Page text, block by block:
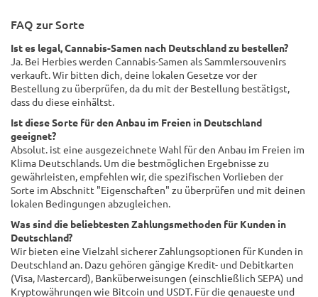
FAQ zur Sorte
Ist es legal, Cannabis-Samen nach Deutschland zu bestellen?
Ja. Bei Herbies werden Cannabis-Samen als Sammlersouvenirs
verkauft. Wir bitten dich, deine lokalen Gesetze vor der
Bestellung zu überprüfen, da du mit der Bestellung bestätigst,
dass du diese einhältst.
Ist diese Sorte für den Anbau im Freien in Deutschland
geeignet?
Absolut. ist eine ausgezeichnete Wahl für den Anbau im Freien im
Klima Deutschlands. Um die bestmöglichen Ergebnisse zu
gewährleisten, empfehlen wir, die spezifischen Vorlieben der
Sorte im Abschnitt "Eigenschaften" zu überprüfen und mit deinen
lokalen Bedingungen abzugleichen.
Was sind die beliebtesten Zahlungsmethoden für Kunden in
Deutschland?
Wir bieten eine Vielzahl sicherer Zahlungsoptionen für Kunden in
Deutschland an. Dazu gehören gängige Kredit- und Debitkarten
(Visa, Mastercard), Banküberweisungen (einschließlich SEPA) und
Kryptowährungen wie Bitcoin und USDT. Für die genaueste und